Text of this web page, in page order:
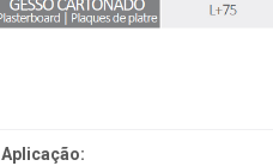
Aplicação: